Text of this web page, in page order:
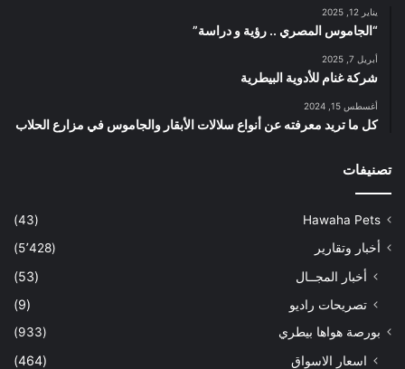
يناير 12, 2025
“الجاموس المصري .. رؤية و دراسة”
أبريل 7, 2025
شركة غنام للأدوية البيطرية
أغسطس 15, 2024
كل ما تريد معرفته عن أنواع سلالات الأبقار والجاموس في مزارع الحلاب
تصنيفات
Hawaha Pets
(43)
أخبار وتقارير
(5٬428)
أخبار المجــال
(53)
تصريحات راديو
(9)
بورصة هواها بيطري (933)
اسعار الاسواق
(464)